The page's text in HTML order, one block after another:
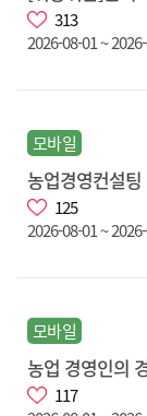
313
2026-08-01 ~
모바일
농업경영컨설팅
125
2026-08-01 ~
모바일
농업 경영인의
117